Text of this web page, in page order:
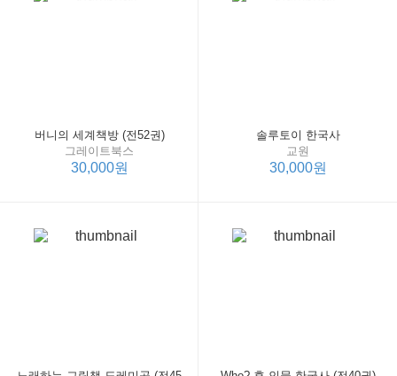
버니의 세계책방 (전52권)
그레이트북스
30,000원
솔루토이 한국사
교원
30,000원